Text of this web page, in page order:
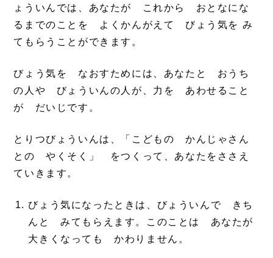
ょういんでは、あなたが これから おとなにな
るまでのことを よくかんがえて びょう気を み
てもらうことができます。
びょう気を なおすためには、あなたと おうち
の人や びょういんの人が、力を あわせること
が だいじです。
とりつびょういんは、「こどもの かんじゃさん
との やくそく」 をつくって、あなたをささえ
ていきます。
びょう気になったときは、びょういんで きち
んと みてもらえます。このことは あなたが
大きくなっても かわりません。